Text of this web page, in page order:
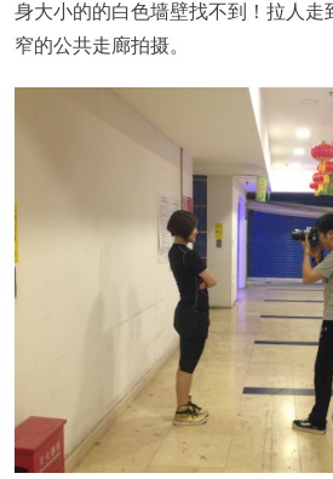
身大小的的白色墙壁找不到！拉人走
窄的公共走廊拍摄。